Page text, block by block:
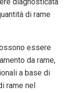
diagnosticata
di rame
essere
da rame,
a base di
rame nel